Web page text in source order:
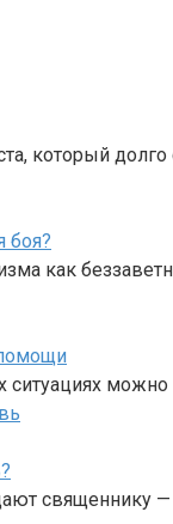
который
боя?
как
можно